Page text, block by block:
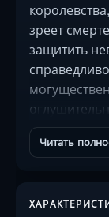
зреет
защитить
поворотов
Зрителей
дружбы в
Читать